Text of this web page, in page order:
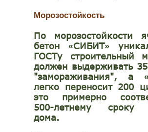
Морозостойкость
По морозостойкости
бетон «СИБИТ»
ГОСТу строительный
должен выдерживать
"замораживания", а «
легко переносит 200
это примерно
500-летнему сроку
дома.